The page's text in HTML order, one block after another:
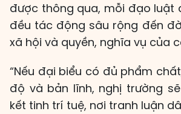
được thông qua, mỗi đạo luật
đều tác động sâu rộng đến
xã hội và quyền, nghĩa vụ của
“Nếu đại biểu có đủ phẩm
độ và bản lĩnh, nghị trường
kết tinh trí tuệ, nơi tranh luận